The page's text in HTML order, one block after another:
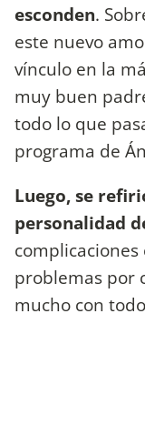
esconden.
este nuevo
vínculo en la
muy buen
todo lo que
programa de
Luego, se
personalidad
complicaciones
problemas por
mucho con